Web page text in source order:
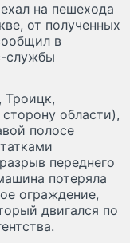
на пешехода
от полученных
в
службы
Троицк,
области),
полосе
переднего
потеряла
ограждение,
двигался по